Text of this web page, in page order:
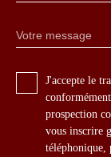
Votre message
J'accepte le
prospection
vous inscrire
téléphonique,